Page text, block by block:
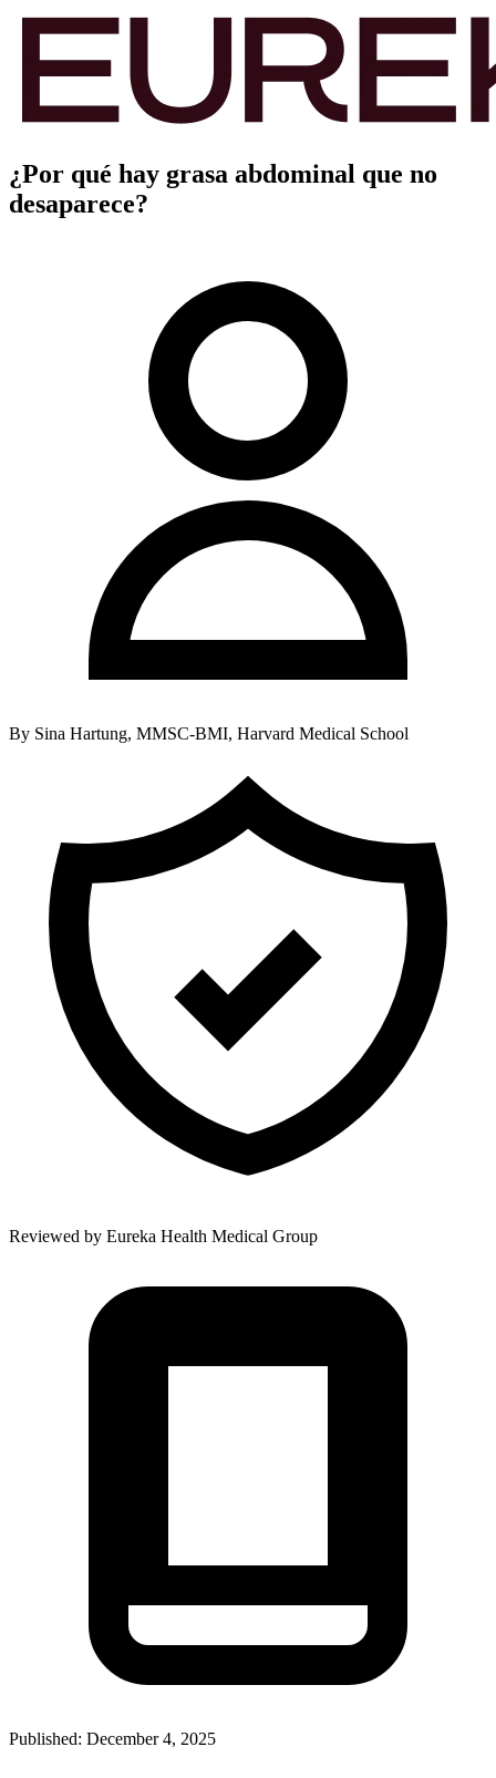
¿Por qué hay grasa abdominal que no
desaparece?
By Sina Hartung, MMSC-BMI, Harvard Medical School
Reviewed by Eureka Health Medical Group
Published: December 4, 2025